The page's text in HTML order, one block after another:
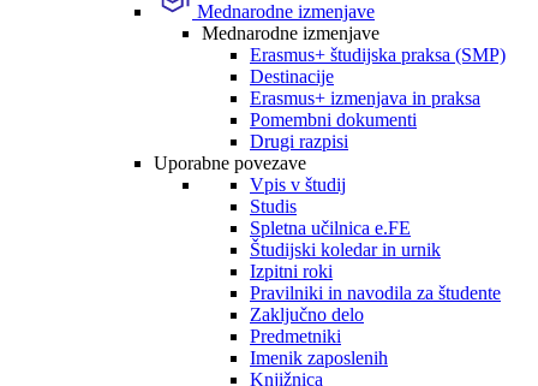
Mednarodne izmenjave
Mednarodne izmenjave
Erasmus+ študijska praksa (SMP)
Destinacije
Erasmus+ izmenjava in praksa
Pomembni dokumenti
Drugi razpisi
Uporabne povezave
Vpis v študij
Studis
Spletna učilnica e.FE
Študijski koledar in urnik
Izpitni roki
Pravilniki in navodila za študente
Zaključno delo
Predmetniki
Imenik zaposlenih
Knjižnica